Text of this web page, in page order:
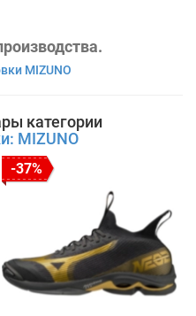
MIZUNO
категории
MIZUNO
-37%